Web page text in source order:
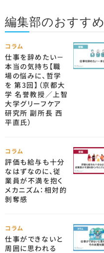
編集部のおすすめ
コラム
仕事を辞めたい－
本当の気持ち【職
場の悩みに、哲学
を 第3回】（京都大
学 名誉教授／上智
大学グリーフケア
研究所 副所長 西
平直氏）
コラム
評価も給与も十分
なはずなのに、従
業員が不満を抱く
メカニズム：相対的
剝奪感
コラム
仕事ができないと
周囲に思われる